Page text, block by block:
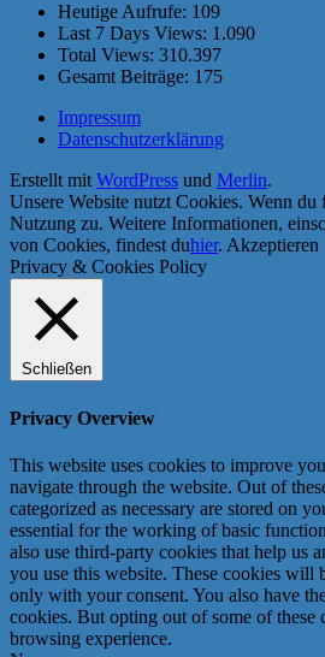
Heutige Aufrufe: 109
Last 7 Days Views: 1.090
Total Views: 310.397
Gesamt Beiträge: 175
Impressum
Datenschutzerklärung
Erstellt mit WordPress und Merlin.
Unsere Website nutzt Cookies. Wenn
Nutzung zu. Weitere Informationen,
von Cookies, findest duhier. Akzeptieren
Privacy & Cookies Policy
Schließen
Privacy Overview
This website uses cookies to improve
navigate through the website. Out of
categorized as necessary are stored on
essential for the working of basic
also use third-party cookies that help us
you use this website. These cookies will
only with your consent. You also have
cookies. But opting out of some of these
browsing experience.